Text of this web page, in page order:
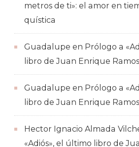
metros de ti»: el amor en
quística
Guadalupe en Prólogo a
libro de Juan Enrique Ramos
Guadalupe en Prólogo a
libro de Juan Enrique Ramos
Hector Ignacio Almada
«Adiós», el último libro de